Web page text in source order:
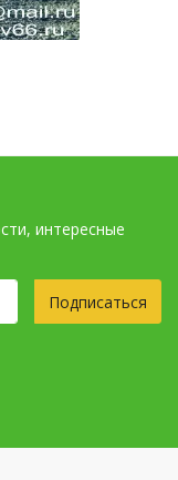
интересные
Подписаться